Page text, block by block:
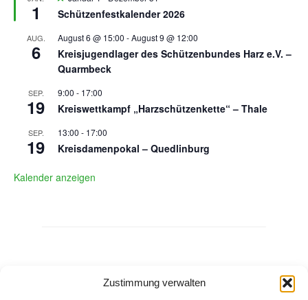
Zustimmung verwalten
1 Schützenfestkalender 2026
AUG.
6
August 6 @ 15:00 -August 9 @ 12:00
Kreisjugendlager des Schützenbundes Harz e.V. –
Quarmbeck
SEP.
19
9:00 - 17:00
Kreiswettkampf „Harzschützenkette“ – Thale
SEP.
19
13:00 - 17:00
Kreisdamenpokal – Quedlinburg
Kalender anzeigen
Neueste Ergebnislisten